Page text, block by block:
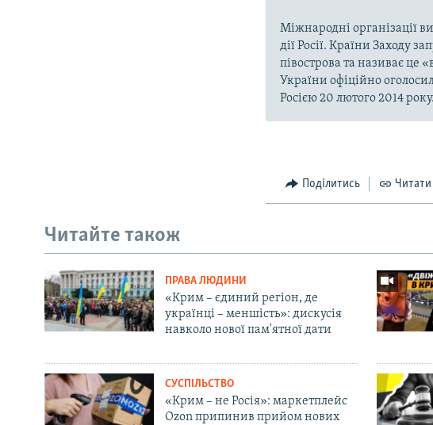
Міжнародні організації
дії Росії. Країни Заходу
півострова та називає це
України офіційно
Росією 20 лютого 2014 року.
Поділитись Читати
Читайте також
ПРАВА ЛЮДИНИ
«Крим – єдиний регіон, де
українці – меншість»: дискусія
навколо нової пам'ятної дати
СУСПІЛЬСТВО
«Крим – не Росія»: маркетплейс
Ozon припинив прийом нових